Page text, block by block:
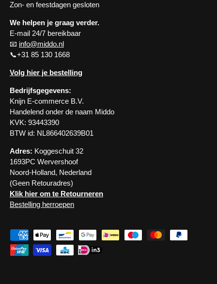
Zon- en feestdagen gesloten
We helpen je graag verder.
E-mail 24/7 bereikbaar
📧 info@middo.nl
📞+31 85 130 1668
Volg hier je bestelling
Bedrijfsgegevens:
Knijn E-commerce B.V.
Handelend onder de naam Middo
KVK: 93443390
BTW id: NL866402639B01
Adres: Koggeschuit 32
1693PC Wervershoof
Noord-Holland, Nederland
(Geen Retouradres)
Klik hier om te Retourneren
Bestelling herroepen
Geaccepteerde betaalmethoden